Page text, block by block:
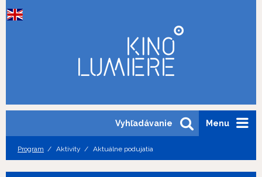
Menu
Vyhľadávanie
Program Aktivity Aktuálne podujatia